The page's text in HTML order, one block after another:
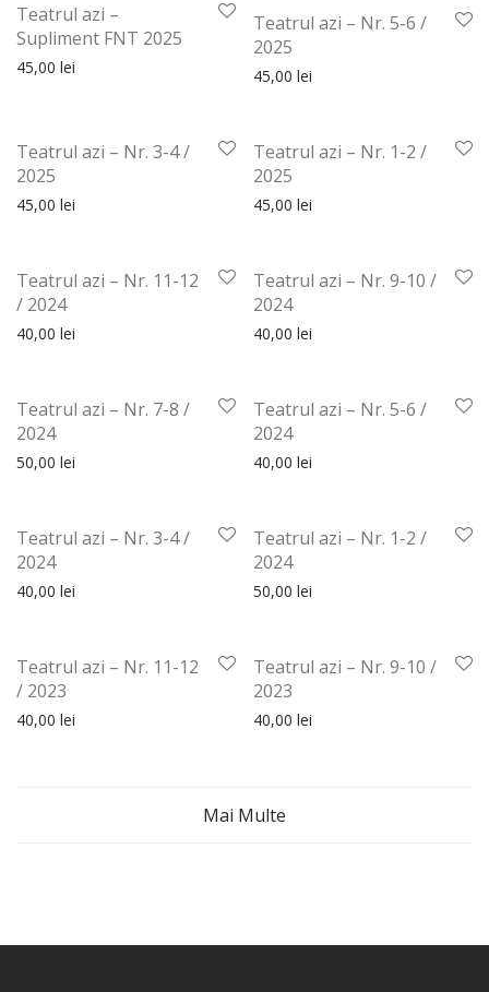
Teatrul azi –
Supliment FNT 2025
45,00 lei
Teatrul azi – Nr. 5-6 /
2025
45,00 lei
Teatrul azi – Nr. 3-4 /
2025
45,00 lei
Teatrul azi – Nr. 1-2 /
2025
45,00 lei
Teatrul azi – Nr. 11-12
/ 2024
40,00 lei
Teatrul azi – Nr. 9-10 /
2024
40,00 lei
Teatrul azi – Nr. 7-8 /
2024
50,00 lei
Teatrul azi – Nr. 5-6 /
2024
40,00 lei
Teatrul azi – Nr. 3-4 /
2024
40,00 lei
Teatrul azi – Nr. 1-2 /
2024
50,00 lei
Teatrul azi – Nr. 11-12
/ 2023
40,00 lei
Teatrul azi – Nr. 9-10 /
2023
40,00 lei
Mai Multe